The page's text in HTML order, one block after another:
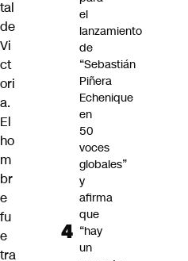
tal
de
Vi
ct
ori
a.
El
ho
m
br
e
fu
e
tra
el
lanzamiento
de
“Sebastián
Piñera
Echenique
en
50
voces
globales”
y
afirma
que
“hay
un